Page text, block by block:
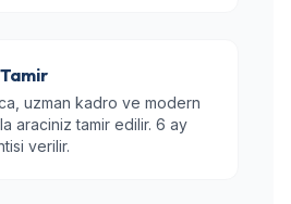
uzman kadro ve modern
araciniz tamir edilir. 6 ay
verilir.